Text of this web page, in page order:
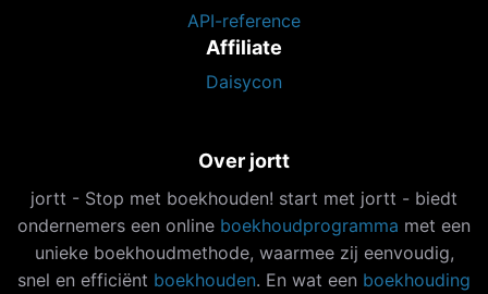
API-reference
Affiliate
Daisycon
Over jortt
jortt - Stop met boekhouden! start met jortt - biedt
ondernemers een online boekhoudprogramma met een
unieke boekhoudmethode, waarmee zij eenvoudig,
snel en efficiënt boekhouden. En wat een boekhouding